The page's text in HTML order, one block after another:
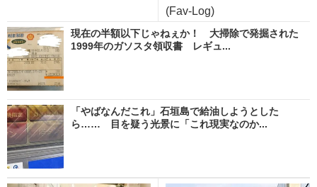
(Fav-Log)
現在の半額以下じゃねぇか！ 大掃除で発掘された
1999年のガソスタ領収書 レギュ...
「やばなんだこれ」石垣島で給油しようとした
ら…… 目を疑う光景に「これ現実なのか...